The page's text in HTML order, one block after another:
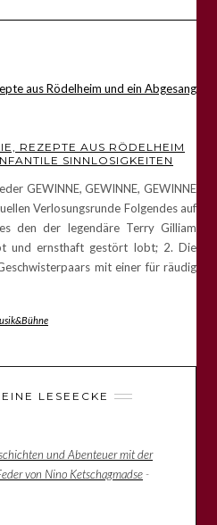
REZEPTE AUS RÖDELHEIM
SINNLOSIGKEITEN
GEWINNE, GEWINNE, GEWINNE
Verlosungsrunde Folgendes auf
den der legendäre Terry Gilliam
und ernsthaft gestört lobt; 2. Die
mit einer für räudig
LESEECKE
und Abenteuer mit der
von Nino Ketschagmadse-